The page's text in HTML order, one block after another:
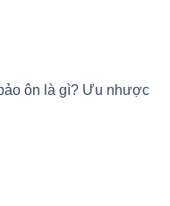
ôn là gì? Ưu nhược